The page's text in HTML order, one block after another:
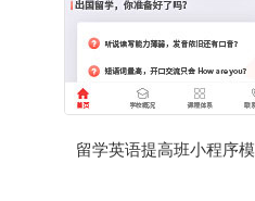
留学英语提高班小程序